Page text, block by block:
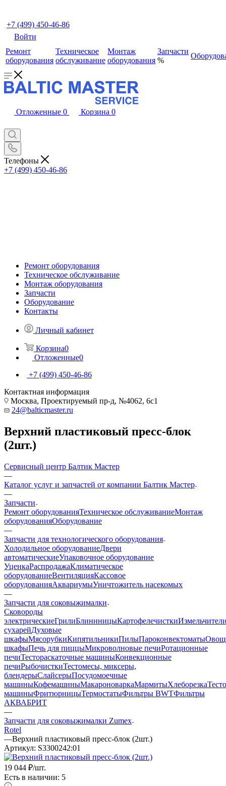
+7 (499) 450-46-86
Войти
Ремонт
оборудования
Техническое
обслуживание
Монтаж
оборудования
Запчасти
%
Отложенные 0 Корзина 0
Телефоны
+7 (499) 450-46-86
Ремонт оборудования
Техническое обслуживание
Монтаж оборудования
Запчасти
Оборудование
Контакты
Личный кабинет
Корзина0
Отложенные0
+7 (499) 450-46-86
Контактная информация
Москва, Проектируемый пр-д, №4062, 6с1
24@balticmaster.ru
Верхний пластиковый пресс-блок
(2шт.)
Сервисный центр Балтик Мастер
—
Каталог услуг и запчастей от компании Балтик Мастер
—
Запчасти
Ремонт оборудованияТехническое обслуживаниеМонтаж
оборудованияОборудование
—
Запчасти для технологического оборудования
Холодильное оборудованиеДвери
автоматическиеУпаковочное оборудование
УценкаРаспродажаКлиматическое
оборудованиеВентиляцияКассовое
оборудованияАквариумыУничтожитель насекомых
—
Запчасти для соковыжималки
Cковороды
электрическиеГрилиБлиннницыКартофелечистки
сухарейДуховые
шкафыМясорубкиКипятильникиПилыПароконвектоматы
шкафыПечь для пиццыМикроволновые печиРотационные
печиТестораскаточные машиныКонвекционные
печиРыбочисткиТестомесы, миксеры,
блендерыСлайсерыПосудомоечные
машиныКофемашиныМакароноваркаМармитыХлеборезка
машиныФритюрницыТермостатыФильтры BWTФильтры
АКВАБРИТ
—
Запчасти для соковыжималки Zumex
Rotel
—Верхний пластиковый пресс-блок (2шт.)
Артикул: S3300242:01
19 044 ₽/шт.
Есть в наличии: 5